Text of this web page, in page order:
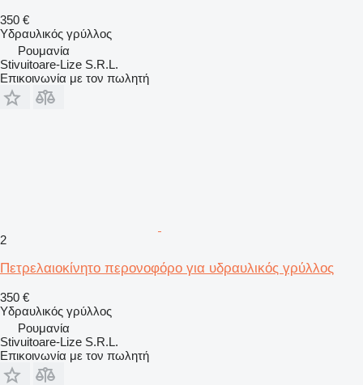
350 €
Υδραυλικός γρύλλος
Ρουμανία
Stivuitoare-Lize S.R.L.
Επικοινωνία με τον πωλητή
2
Πετρελαιοκίνητο περονοφόρο για υδραυλικός γρύλλος
350 €
Υδραυλικός γρύλλος
Ρουμανία
Stivuitoare-Lize S.R.L.
Επικοινωνία με τον πωλητή